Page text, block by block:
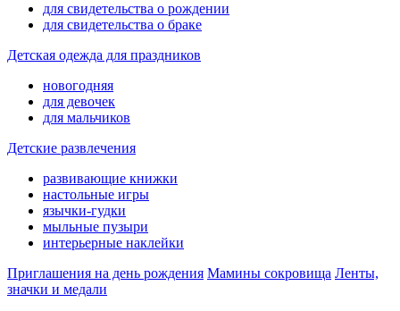
для свидетельства о рождении
для свидетельства о браке
Детская одежда для праздников
новогодняя
для девочек
для мальчиков
Детские развлечения
развивающие книжки
настольные игры
язычки-гудки
мыльные пузыри
интерьерные наклейки
Приглашения на день рождения Мамины сокровища Ленты,
значки и медали